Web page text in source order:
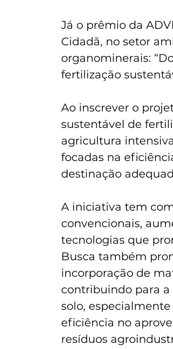
Já o prêmio da
Cidadã, no setor
organominerais:
fertilização
Ao inscrever o
sustentável de
agricultura
focadas na
destinação
A iniciativa tem
convencionais,
tecnologias que
Busca também
incorporação de
contribuindo para a
solo,
eficiência no
resíduos